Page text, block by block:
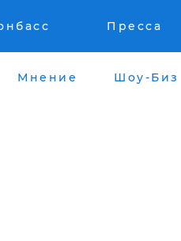
Пресса
Мнение Шоу-Биз